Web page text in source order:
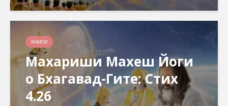
КНИГИ
Махариши Махеш Йоги
о Бхагавад-Гите: Стих
4.26